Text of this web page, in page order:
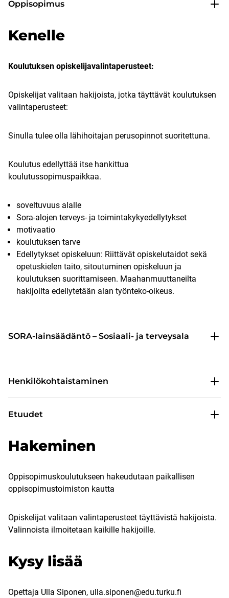
Oppisopimus
Kenelle
Koulutuksen opiskelijavalintaperusteet:
Opiskelijat valitaan hakijoista, jotka täyttävät koulutuksen
valintaperusteet:
Sinulla tulee olla lähihoitajan perusopinnot suoritettuna.
Koulutus edellyttää itse hankittua
koulutussopimuspaikkaa.
soveltuvuus alalle
Sora-alojen terveys- ja toimintakykyedellytykset
motivaatio
koulutuksen tarve
Edellytykset opiskeluun: Riittävät opiskelutaidot sekä
opetuskielen taito, sitoutuminen opiskeluun ja
koulutuksen suorittamiseen. Maahanmuuttaneilta
hakijoilta edellytetään alan työnteko-oikeus.
SORA-lainsäädäntö – Sosiaali- ja terveysala
Henkilökohtaistaminen
Etuudet
Hakeminen
Oppisopimuskoulutukseen hakeudutaan paikallisen
oppisopimustoimiston kautta
Opiskelijat valitaan valintaperusteet täyttävistä hakijoista.
Valinnoista ilmoitetaan kaikille hakijoille.
Kysy lisää
Opettaja Ulla Siponen, ulla.siponen@edu.turku.fi